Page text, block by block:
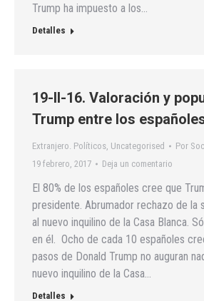
Trump ha impuesto a los…
Detalles
19-II-16. Valoración y
Trump entre los
Extranjero. Políticos, Uncategorised Por
19 febrero, 2017
Deja un comentario
El 80% de los españoles cree que
presidente. Abrumador rechazo de la
al nuevo inquilino de la Casa Blanca.
en él. Ocho de cada 10 españoles
pasos de Donald Trump no auguran
nuevo inquilino de la Casa…
Detalles